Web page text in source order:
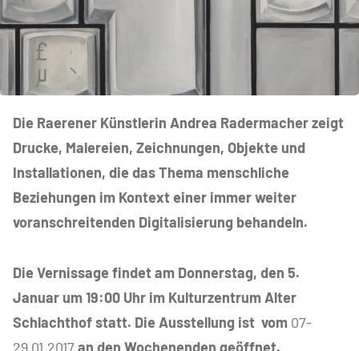
Die Raerener Künstlerin Andrea Radermacher zeigt
Drucke, Malereien, Zeichnungen, Objekte und
Installationen, die das Thema menschliche
Beziehungen im Kontext einer immer weiter
voranschreitenden Digitalisierung behandeln.
Die Vernissage findet am Donnerstag, den 5.
Januar um 19:00 Uhr im Kulturzentrum Alter
Schlachthof statt. Die Ausstellung ist vom 07-
29.01.2017 an den Wochenenden geöffnet.